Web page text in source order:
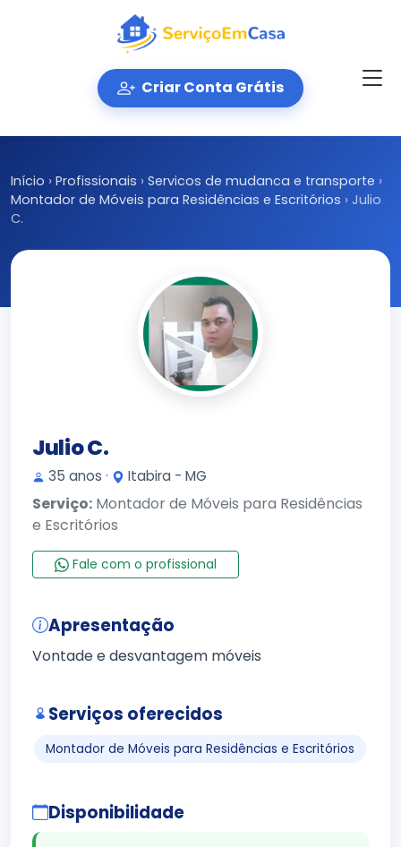
Criar Conta Grátis
Início › Profissionais › Servicos de mudanca e transporte ›
Montador de Móveis para Residências e Escritórios › Julio
C.
Julio C.
35 anos · Itabira - MG
Serviço: Montador de Móveis para Residências
e Escritórios
Fale com o profissional
Apresentação
Vontade e desvantagem móveis
Serviços oferecidos
Montador de Móveis para Residências e Escritórios
Disponibilidade